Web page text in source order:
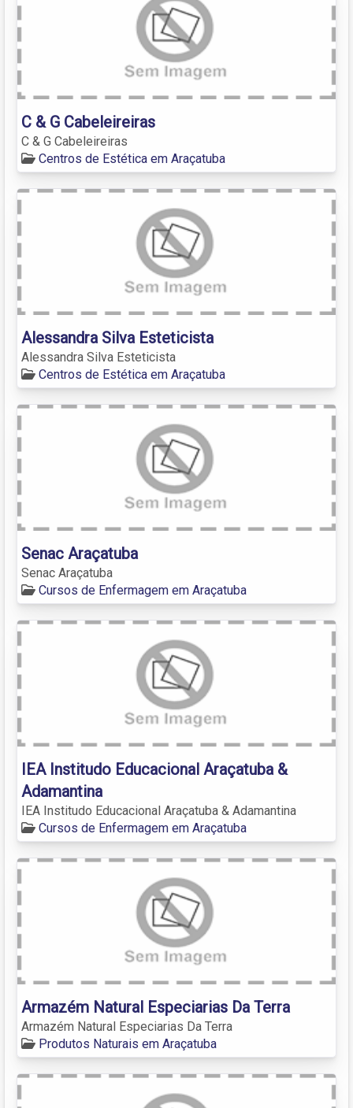
C & G Cabeleireiras
C & G Cabeleireiras
Centros de Estética em Araçatuba
Alessandra Silva Esteticista
Alessandra Silva Esteticista
Centros de Estética em Araçatuba
Senac Araçatuba
Senac Araçatuba
Cursos de Enfermagem em Araçatuba
IEA Institudo Educacional Araçatuba &
Adamantina
IEA Institudo Educacional Araçatuba & Adamantina
Cursos de Enfermagem em Araçatuba
Armazém Natural Especiarias Da Terra
Armazém Natural Especiarias Da Terra
Produtos Naturais em Araçatuba